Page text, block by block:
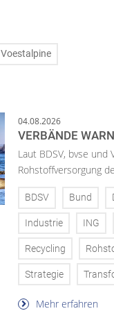
Voestalpine
04.08.2026
VERBÄNDE
Laut BDSV, bvse
Rohstoffversorgung
BDSV Bund
Industrie ING
Recycling
Strategie
Mehr erfahren